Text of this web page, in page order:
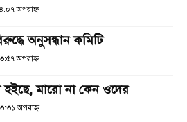
অপরাহ্ণ
অনুসন্ধান কমিটি
অপরাহ্ণ
মারো না কেন ওদের
অপরাহ্ণ